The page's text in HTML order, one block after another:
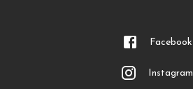
Facebook
Instagram